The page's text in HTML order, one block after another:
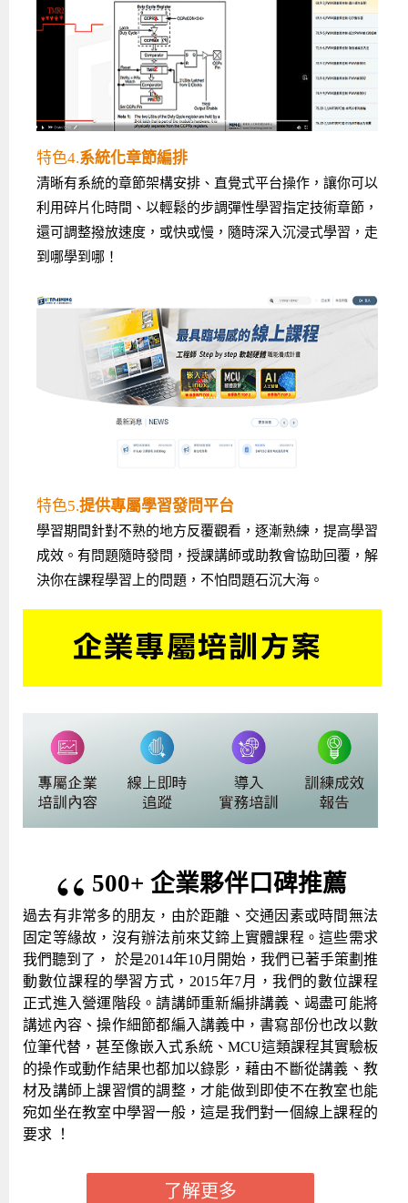
特色4.系統化章節編排
清晰有系統的章節架構安排、直覺式平台操作，讓你可以
利用碎片化時間、以輕鬆的步調彈性學習指定技術章節，
還可調整撥放速度，或快或慢，隨時深入沉浸式學習，走
到哪學到哪！
特色5.提供專屬學習發問平台
學習期間針對不熟的地方反覆觀看，逐漸熟練，提高學習
成效。有問題隨時發問，授課講師或助教會協助回覆，解
決你在課程學習上的問題，不怕問題石沉大海。
500+ 企業夥伴口碑推薦
過去有非常多的朋友，由於距離、交通因素或時間無法
固定等緣故，沒有辦法前來艾鍗上實體課程。這些需求
我們聽到了， 於是2014年10月開始，我們已著手策劃推
動數位課程的學習方式，2015年7月，我們的數位課程
正式進入營運階段。請講師重新編排講義、竭盡可能將
講述內容、操作細節都編入講義中，書寫部份也改以數
位筆代替，甚至像嵌入式系統、MCU這類課程其實驗板
的操作或動作結果也都加以錄影，藉由不斷從講義、教
材及講師上課習慣的調整，才能做到即使不在教室也能
宛如坐在教室中學習一般，這是我們對一個線上課程的
要求 ！
了解更多